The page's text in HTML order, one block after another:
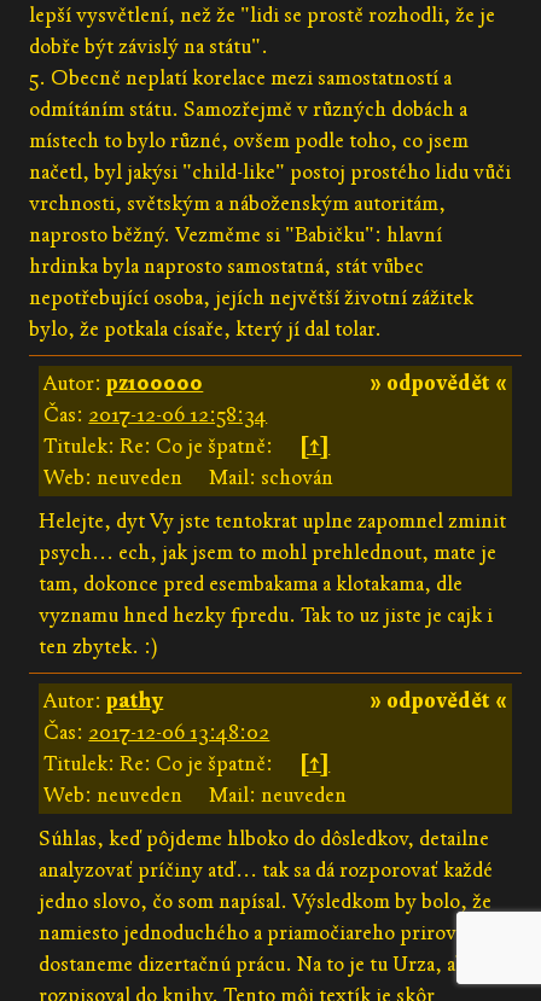
lepší vysvětlení, než že "lidi se prostě rozhodli, že je
dobře být závislý na státu".
5. Obecně neplatí korelace mezi samostatností a
odmítáním státu. Samozřejmě v různých dobách a
místech to bylo různé, ovšem podle toho, co jsem
načetl, byl jakýsi "child-like" postoj prostého lidu vůči
vrchnosti, světským a náboženským autoritám,
naprosto běžný. Vezměme si "Babičku": hlavní
hrdinka byla naprosto samostatná, stát vůbec
nepotřebující osoba, jejích největší životní zážitek
bylo, že potkala císaře, který jí dal tolar.
» odpovědět «
Autor:pz100000
Čas: 2017-12-06 12:58:34
Titulek: Re: Co je špatně:
[↑]
Web: neuveden
Mail: schován
Helejte, dyt Vy jste tentokrat uplne zapomnel zminit
psych... ech, jak jsem to mohl prehlednout, mate je
tam, dokonce pred esembakama a klotakama, dle
vyznamu hned hezky fpredu. Tak to uz jiste je cajk i
ten zbytek. :)
» odpovědět «
Autor:pathy
Čas: 2017-12-06 13:48:02
Titulek: Re: Co je špatně:
[↑]
Web: neuveden
Mail: neuveden
Súhlas, keď pôjdeme hlboko do dôsledkov, detailne
analyzovať príčiny atď... tak sa dá rozporovať každé
jedno slovo, čo som napísal. Výsledkom by bolo, že
namiesto jednoduchého a priamočiareho prirovnania,
dostaneme dizertačnú prácu. Na to je tu Urza, aby sa
rozpisoval do knihy. Tento môj textík je skôr